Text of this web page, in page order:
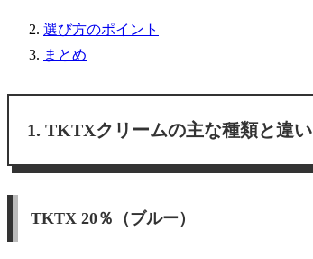
選び方のポイント
まとめ
TKTXクリームの主な種類と違い
TKTX 20％（ブルー）